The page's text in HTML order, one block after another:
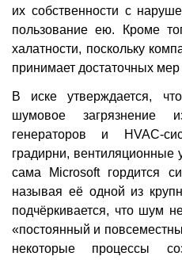
их собственности с
пользование ею. Кроме
халатности, поскольку
принимает достаточных
В иске утверждается,
шумовое загрязнение
генераторов и HVAC-
градирни, вентиляционные
сама Microsoft гордится
называя её одной из
подчёркивается, что шум
«постоянный и
некоторые процессы